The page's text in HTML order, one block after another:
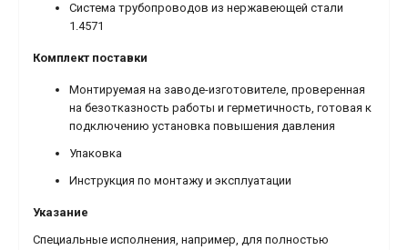
Система трубопроводов из нержавеющей стали
1.4571
Комплект поставки
Монтируемая на заводе-изготовителе, проверенная
на безотказность работы и герметичность, готовая к
подключению установка повышения давления
Упаковка
Инструкция по монтажу и эксплуатации
Указание
Специальные исполнения, например, для полностью